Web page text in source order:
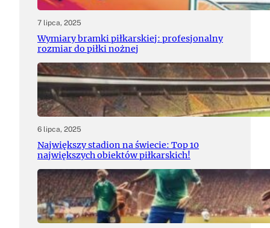
7 lipca, 2025
Wymiary bramki piłkarskiej: profesjonalny
rozmiar do piłki nożnej
6 lipca, 2025
Największy stadion na świecie: Top 10
największych obiektów piłkarskich!